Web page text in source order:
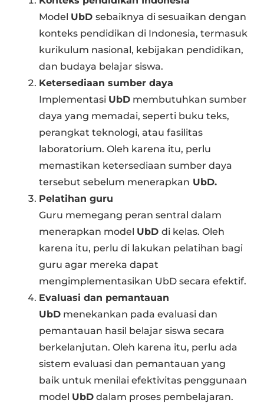
Model UbDsebaiknya di sesuaikan dengan
konteks pendidikan di Indonesia, termasuk
kurikulum nasional, kebijakan pendidikan,
dan budaya belajar siswa.
Ketersediaan sumber daya
Implementasi UbD membutuhkan sumber
daya yang memadai, seperti buku teks,
perangkat teknologi, atau fasilitas
laboratorium. Oleh karena itu, perlu
memastikan ketersediaan sumber daya
tersebut sebelum menerapkan UbD.
Pelatihan guru
Guru memegang peran sentral dalam
menerapkan model UbDdi kelas. Oleh
karena itu, perlu di lakukan pelatihan bagi
guru agar mereka dapat
mengimplementasikan UbD secara efektif.
Evaluasi dan pemantauan
UbD menekankan pada evaluasi dan
pemantauan hasil belajar siswa secara
berkelanjutan. Oleh karena itu, perlu ada
sistem evaluasi dan pemantauan yang
baik untuk menilai efektivitas penggunaan
model UbD dalam proses pembelajaran.